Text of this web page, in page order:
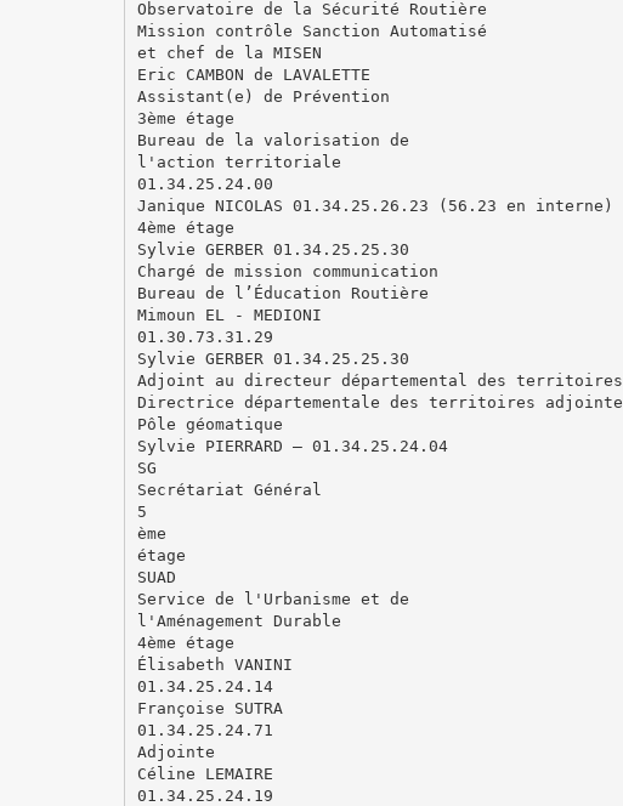
Observatoire de la Sécurité Routière
Mission contrôle Sanction Automatisé
et chef de la MISEN
Eric CAMBON de LAVALETTE
Assistant(e) de Prévention
3ème étage
Bureau de la valorisation de
l'action territoriale
01.34.25.24.00
Janique NICOLAS 01.34.25.26.23 (56.23 en interne)
4ème étage
Sylvie GERBER 01.34.25.25.30
Chargé de mission communication
Bureau de l’Éducation Routière
Mimoun EL - MEDIONI
01.30.73.31.29
Sylvie GERBER 01.34.25.25.30
Adjoint au directeur départemental des territoires
Directrice départementale des territoires adjointe
Pôle géomatique
Sylvie PIERRARD – 01.34.25.24.04
SG
Secrétariat Général
5
ème
étage
SUAD
Service de l'Urbanisme et de
l'Aménagement Durable
4ème étage
Élisabeth VANINI
01.34.25.24.14
Françoise SUTRA
01.34.25.24.71
Adjointe
Céline LEMAIRE
01.34.25.24.19